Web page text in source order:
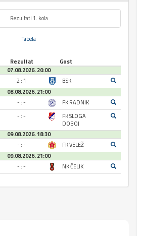
Rezultati 1. kola
Tabela
Rezultat
Gost
07.08.2026. 20:00
2 : 1
BSK
08.08.2026. 21:00
- : -
FK RADNIK
- : -
FK SLOGA
DOBOJ
09.08.2026. 18:30
- : -
FK VELEŽ
09.08.2026. 21:00
- : - NK ČELIK